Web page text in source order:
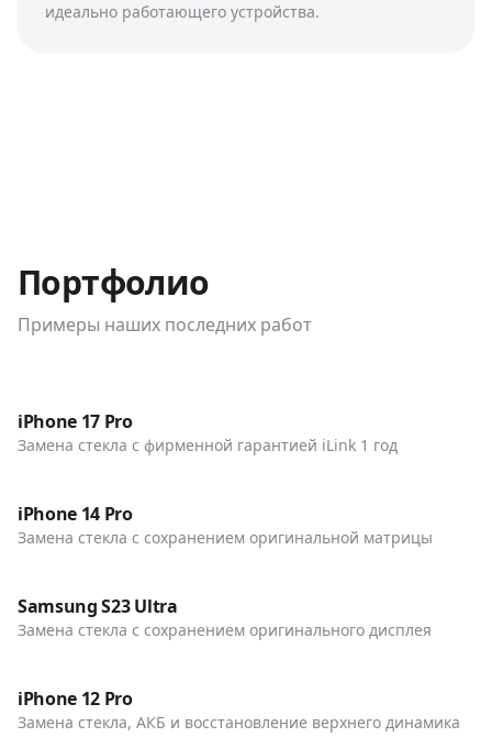
идеально работающего устройства.
Портфолио
Примеры наших последних работ
Телефоны
iPhone 17 Pro
Замена стекла с фирменной гарантией iLink 1 год
Телефоны
До / После
iPhone 14 Pro
Замена стекла с сохранением оригинальной матрицы
Телефоны
До / После
Samsung S23 Ultra
Замена стекла с сохранением оригинального дисплея
Телефоны
До / После
iPhone 12 Pro
Замена стекла, АКБ и восстановление верхнего динамика